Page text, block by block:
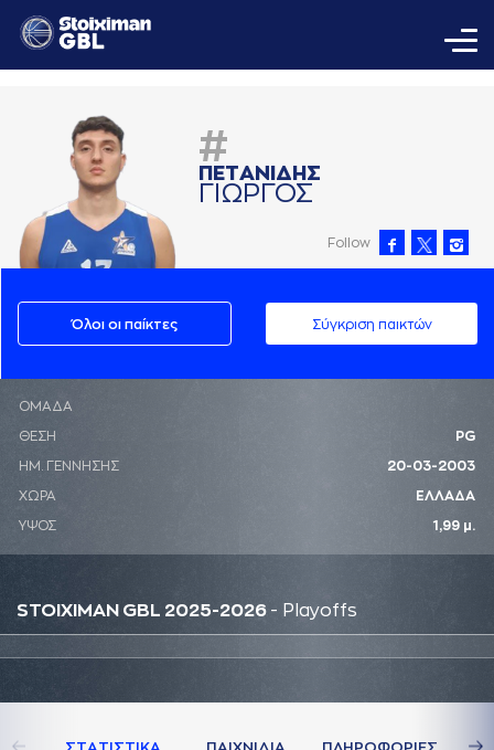
#
ΠΕΤAΝΙΔΗΣ
ΓΙΩΡΓΟΣ
Follow
Όλοι οι παίκτες Σύγκριση παικτών
ΟΜΑΔΑ
ΘΕΣΗ PG
ΗΜ. ΓΕΝΝΗΣΗΣ 20-03-2003
ΧΩΡΑ ΕΛΛΑΔΑ
ΥΨΟΣ 1,99 μ.
STOIXIMAN GBL 2025-2026 - Playoffs